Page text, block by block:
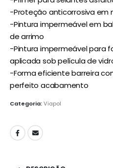
-Proteção anticorrosiva em
-Pintura impermeável em
de arrimo
-Pintura impermeável para
aplicada sob película de
-Forma eficiente barreira
perfeito acabamento
Categoria:Viapol